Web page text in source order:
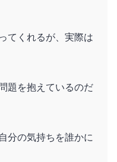
てくれるが、実際は
題を抱えているのだ
分の気持ちを誰かに